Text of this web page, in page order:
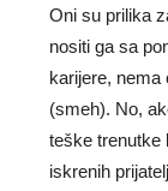
Oni su prilika
nositi ga sa
karijere, nema
(smeh). No,
teške trenutke
iskrenih